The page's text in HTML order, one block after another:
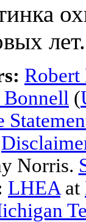
лет.
Bonnell (
Norris.
LHEA at